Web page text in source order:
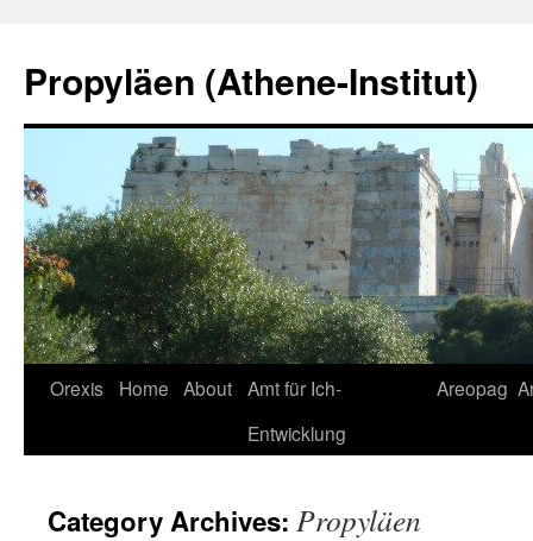
content
Propyläen (Athene-Institut)
Orexis Home About Amt für Ich-
Entwicklung
Areopag
Category Archives: Propyläen